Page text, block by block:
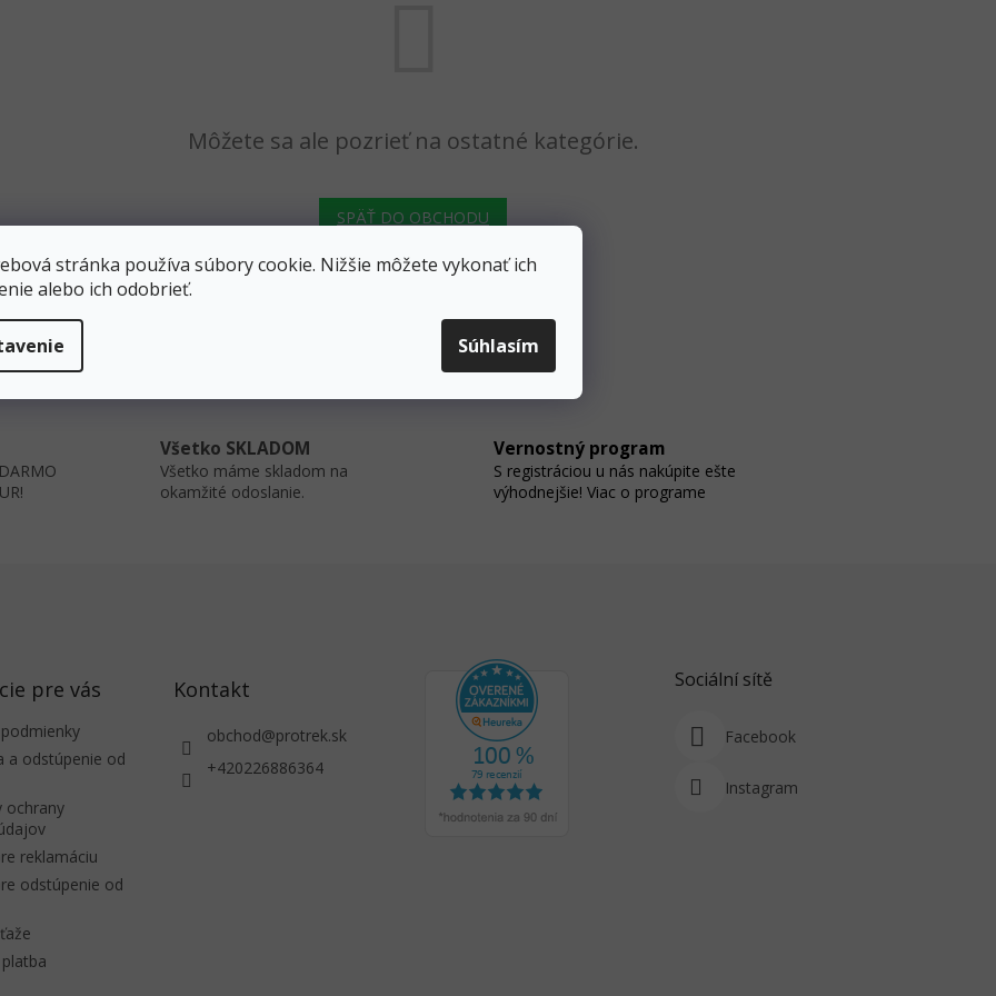
stránka používa súbory cookie. Nižšie môžete vykonať ich
alebo ich odobrieť.
Súhlasím
Môžete sa ale pozrieť na ostatné kategórie.
SPÄŤ DO OBCHODU
Všetko SKLADOM
Všetko máme skladom na
okamžité odoslanie.
Vernostný program
S registráciou u nás nakúpite ešte
výhodnejšie! Viac o programe
pre vás
a odstúpenie od
ochrany
reklamáciu
odstúpenie od
Kontakt
obchod@protrek.sk
+420226886364
Sociální sítě
Facebook
Instagram